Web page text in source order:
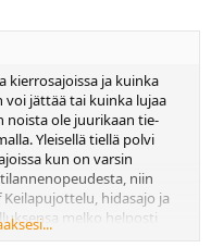
kierrosajoissa ja kuinka
jättää tai kuinka lujaa
noista ole juurikaan tie-
Yleisellä tiellä polvi
kun on varsin
niin
Keilapujottelu, hidasajo ja
melko helposti
Vaan kuinka